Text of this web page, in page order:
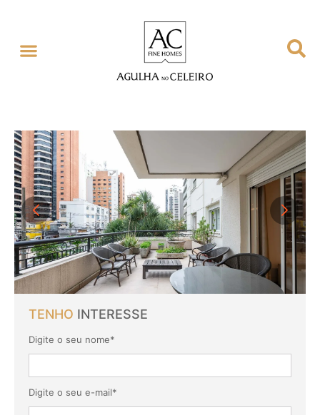
TENHO INTERESSE
Digite o seu nome*
Digite o seu e-mail*